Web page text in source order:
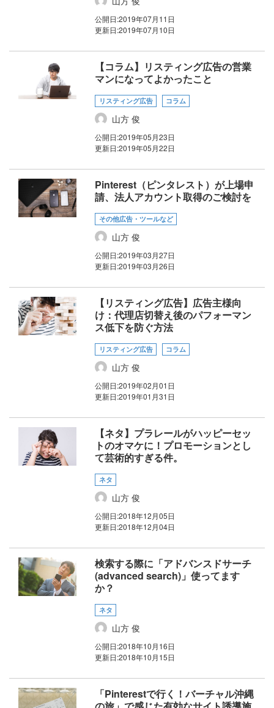
公開日:2019年07月11日
更新日:2019年07月10日
【コラム】リスティング広告の営業
マンになってよかったこと
リスティング広告 コラム
山方 俊
公開日:2019年05月23日
更新日:2019年05月22日
Pinterest（ピンタレスト）が上場申
請、法人アカウント取得のご検討を
その他広告・ツールなど
山方 俊
公開日:2019年03月27日
更新日:2019年03月26日
【リスティング広告】広告主様向
け：代理店切替え後のパフォーマン
ス低下を防ぐ方法
リスティング広告 コラム
山方 俊
公開日:2019年02月01日
更新日:2019年01月31日
【ネタ】プラレールがハッピーセッ
トのオマケに！プロモーションとし
て芸術的すぎる件。
ネタ
山方 俊
公開日:2018年12月05日
更新日:2018年12月04日
検索する際に「アドバンスドサーチ
(advanced search)」使ってます
か？
ネタ
山方 俊
公開日:2018年10月16日
更新日:2018年10月15日
「Pinterestで行く！バーチャル沖縄